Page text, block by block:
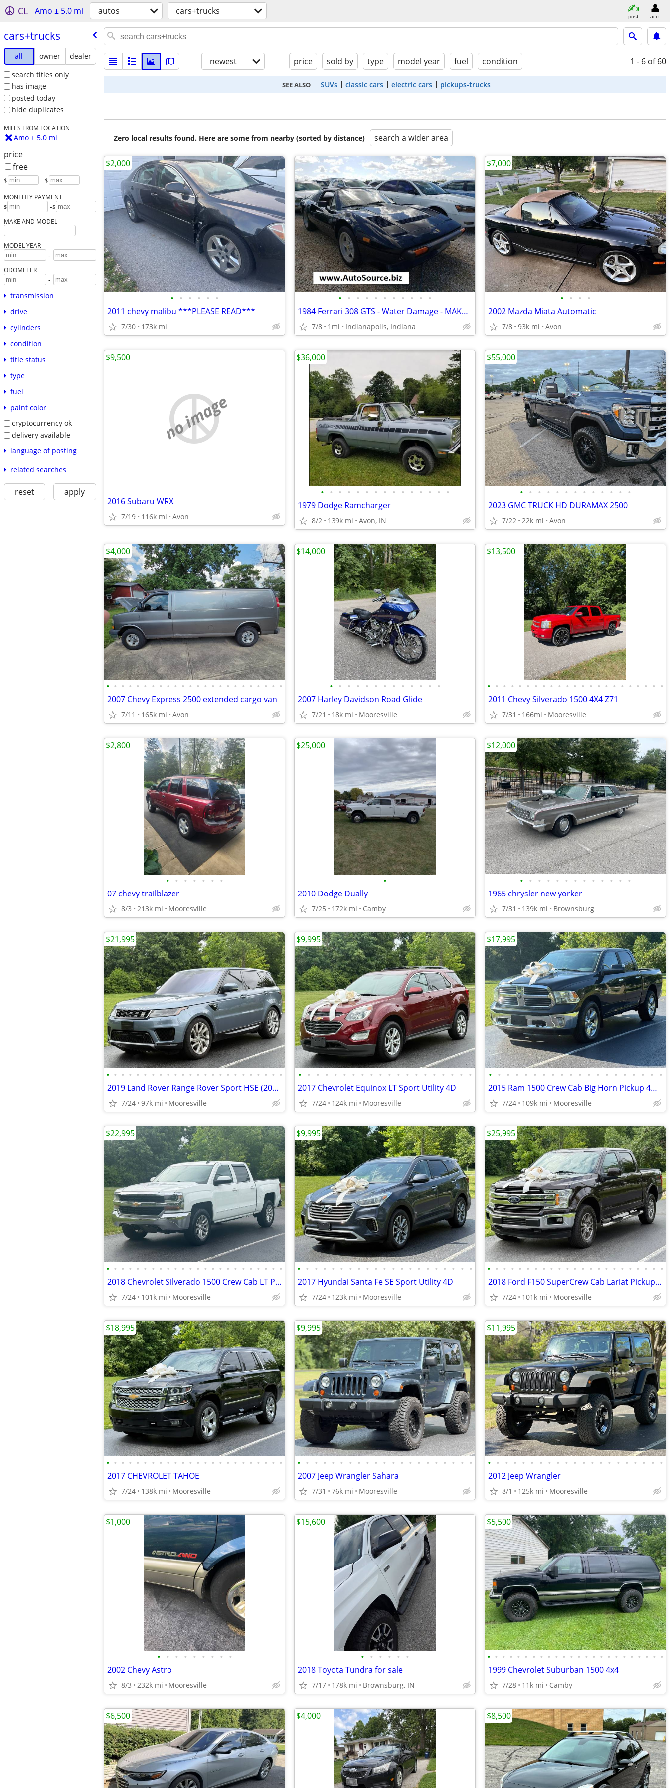
CL Amo ± 5.0 mi autos cars+trucks post acct
cars+trucks
all owner
dealer
search titles only
has image
posted today
hide duplicates
MILES FROM LOCATION
Amo ± 5.0 mi
price
free
$ – $
MONTHLY PAYMENT
$ -$
MAKE AND MODEL
MODEL YEAR
-
ODOMETER
-
transmission
drive
cylinders
condition
title status
type
fuel
paint color
cryptocurrency ok
delivery available
language of posting
related searches
reset apply
newest price sold by type model year fuel condition 1 - 6 of 60
SEE ALSO SUVs classic cars electric cars pickups-trucks
Zero local results found. Here are some from nearby (sorted by distance) search a wider area
• • • • • •
2011 chevy malibu ***PLEASE READ***
7/30 173k mi
$2,000
• • • • • • • • • • •
1984 Ferrari 308 GTS - Water Damage - MAKE AN OFFER
7/8 1mi Indianapolis, Indiana
• • • •
2002 Mazda Miata Automatic
7/8 93k mi Avon
$7,000
no image
2016 Subaru WRX
7/19 116k mi Avon
$9,500
• • • • • • • • • • • • • • •
1979 Dodge Ramcharger
8/2 139k mi Avon, IN
$36,000
• • • • • • • • • • • • •
2023 GMC TRUCK HD DURAMAX 2500
7/22 22k mi Avon
$55,000
• • • • • • • • • • • • • • • • • • • • • • • •
2007 Chevy Express 2500 extended cargo van
7/11 165k mi Avon
$4,000
• • • • • • • • • • • • •
2007 Harley Davidson Road Glide
7/21 18k mi Mooresville
$14,000
• • • • • • • • • • • • • • • • • • • • • • •
2011 Chevy Silverado 1500 4X4 Z71
7/31 166mi Mooresville
$13,500
• • • • • • •
07 chevy trailblazer
8/3 213k mi Mooresville
$2,800
•
2010 Dodge Dually
7/25 172k mi Camby
$25,000
• • • • • • • • • • • • •
1965 chrysler new yorker
7/31 139k mi Brownsburg
$12,000
• • • • • • • • • • • • • • • • • • • • • • • •
2019 Land Rover Range Rover Sport HSE (2019.5) Sport Utility 4D
7/24 97k mi Mooresville
$21,995
• • • • • • • • • • • • • • • • • • • •
2017 Chevrolet Equinox LT Sport Utility 4D
7/24 124k mi Mooresville
$9,995
• • • • • • • • • • • • • • • • • • • •
2015 Ram 1500 Crew Cab Big Horn Pickup 4D 5 1/2 ft
7/24 109k mi Mooresville
$17,995
• • • • • • • • • • • • • • • • • • • • • • • •
2018 Chevrolet Silverado 1500 Crew Cab LT Pickup 4D 5 3/4 ft
7/24 101k mi Mooresville
$22,995
• • • • • • • • • • • • • • • • • • • • •
2017 Hyundai Santa Fe SE Sport Utility 4D
7/24 123k mi Mooresville
$9,995
• • • • • • • • • • • • • • • • • • • • • • •
2018 Ford F150 SuperCrew Cab Lariat Pickup 4D 5 1/2 ft
7/24 101k mi Mooresville
$25,995
• • • • • • • • • • • • • • • • • • • • • • • •
2017 CHEVROLET TAHOE
7/24 138k mi Mooresville
$18,995
• • • • • • • • • • • • • • • • • • • • •
2007 Jeep Wrangler Sahara
7/31 76k mi Mooresville
$9,995
• • • • • • • • • • • • • • • • • • • • •
2012 Jeep Wrangler
8/1 125k mi Mooresville
$11,995
• • • • • • • • •
2002 Chevy Astro
8/3 232k mi Mooresville
$1,000
• • • • • •
2018 Toyota Tundra for sale
7/17 178k mi Brownsburg, IN
$15,600
• • • • • • • • • • • • • • • • • • • • • • • •
1999 Chevrolet Suburban 1500 4x4
7/28 11k mi Camby
$5,500
$6,500 $4,000 $8,500